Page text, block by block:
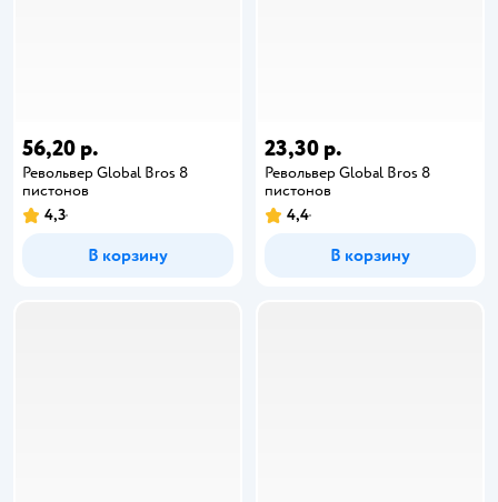
56,20 р.
Револьвер Global Bros 8
пистонов
4,3
В корзину
23,30 р.
Револьвер Global Bros 8
пистонов
4,4
В корзину